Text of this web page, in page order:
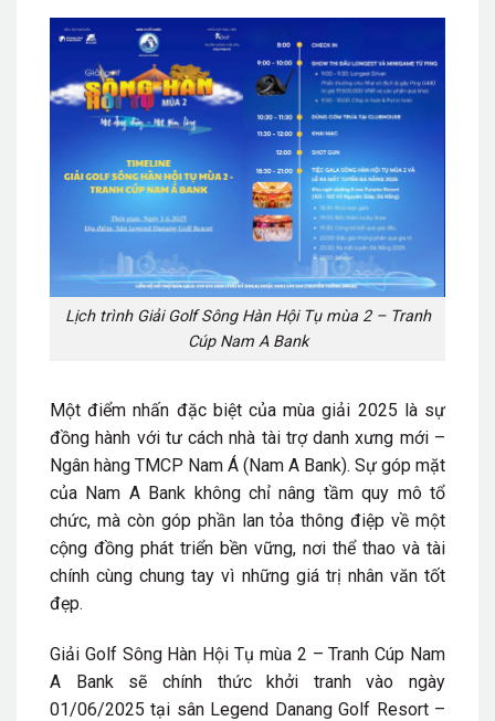
Lịch trình Giải Golf Sông Hàn Hội Tụ mùa 2 – Tranh
Cúp Nam A Bank
Một điểm nhấn đặc biệt của mùa giải 2025 là sự
đồng hành với tư cách nhà tài trợ danh xưng mới –
Ngân hàng TMCP Nam Á (Nam A Bank). Sự góp mặt
của Nam A Bank không chỉ nâng tầm quy mô tổ
chức, mà còn góp phần lan tỏa thông điệp về một
cộng đồng phát triển bền vững, nơi thể thao và tài
chính cùng chung tay vì những giá trị nhân văn tốt
đẹp.
Giải Golf Sông Hàn Hội Tụ mùa 2 – Tranh Cúp Nam
A Bank sẽ chính thức khởi tranh vào ngày
01/06/2025 tại sân Legend Danang Golf Resort –